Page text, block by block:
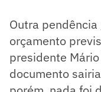
Outra
orçamento
presidente
documento